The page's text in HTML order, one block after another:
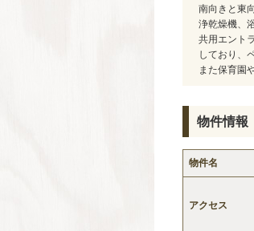
南向きと東
浄乾燥機、
共用エント
しており、
また保育園
物件情報
物件名
アクセス